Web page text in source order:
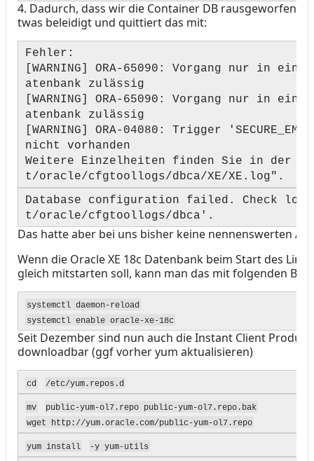
4. Dadurch, dass wir die Container DB rausgeworfen
twas beleidigt und quittiert das mit:
Fehler:
[WARNING] ORA-65090: Vorgang nur in
atenbank zulässig
[WARNING] ORA-65090: Vorgang nur in
atenbank zulässig
[WARNING] ORA-04080: Trigger
nicht vorhanden
Weitere Einzelheiten finden Sie in der
t/oracle/cfgtoollogs/dbca/XE/XE.log".
Database configuration failed. Check
t/oracle/cfgtoollogs/dbca'.
Das hatte aber bei uns bisher keine nennenswerten
Wenn die Oracle XE 18c Datenbank beim Start des
gleich mitstarten soll, kann man das mit folgenden
systemctl daemon-reload
systemctl enable oracle-xe-18c
Seit Dezember sind nun auch die Instant Client
downloadbar (ggf vorher yum aktualisieren)
cd /etc/yum.repos.d
mv
public-yum-ol7.repo public-yum-ol7.repo.bak
wget http://yum.oracle.com/public-yum-ol7.repo
yum install -y yum-utils